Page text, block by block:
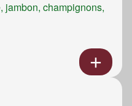
jambon, champignons,